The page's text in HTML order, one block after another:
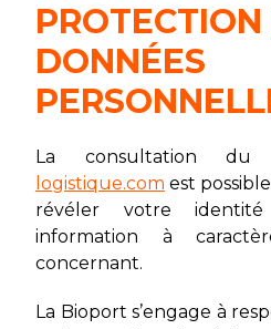
PROTECTION
DONNÉES
La consultation
logistique.com est
révéler votre
information à
concernant.
La Bioport s’engage à